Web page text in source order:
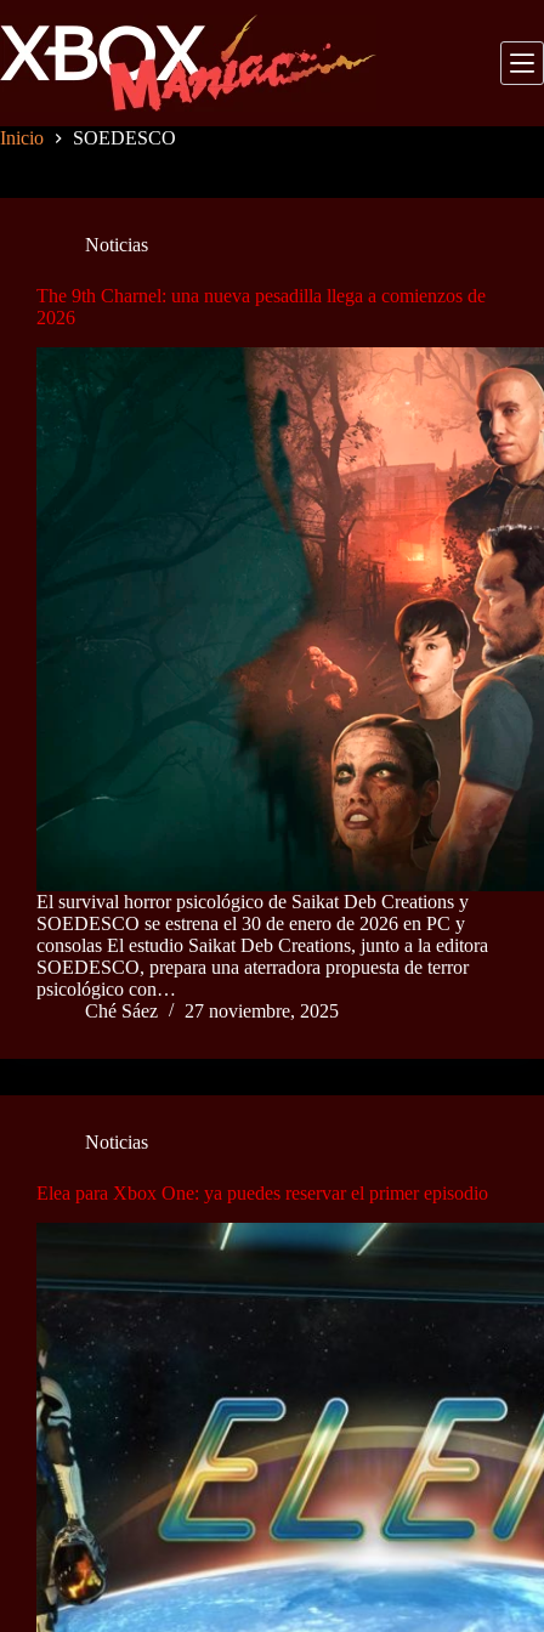
al
contenido
Inicio SOEDESCO
Noticias
The 9th Charnel: una nueva pesadilla llega a comienzos de
2026
El survival horror psicológico de Saikat Deb Creations y
SOEDESCO se estrena el 30 de enero de 2026 en PC y
consolas El estudio Saikat Deb Creations, junto a la editora
SOEDESCO, prepara una aterradora propuesta de terror
psicológico con…
Ché Sáez
27 noviembre, 2025
Noticias
Elea para Xbox One: ya puedes reservar el primer episodio